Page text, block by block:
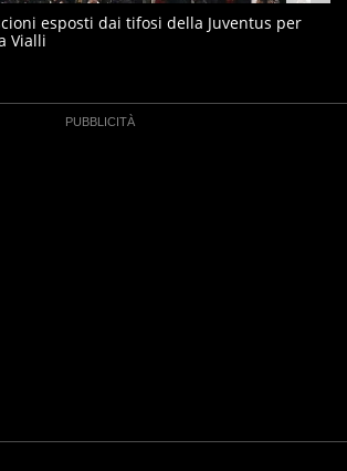
esposti dai tifosi della Juventus per
Vialli